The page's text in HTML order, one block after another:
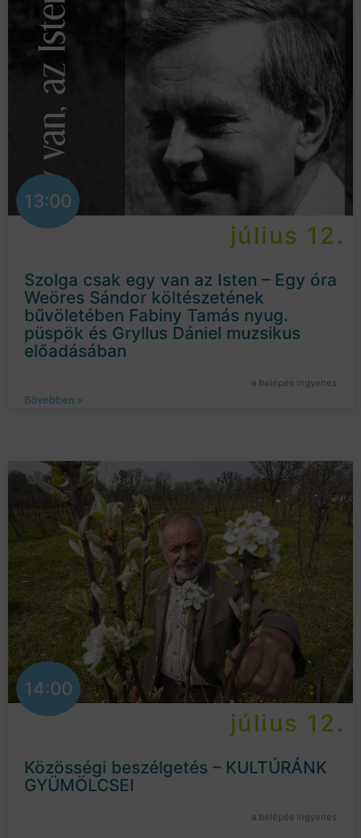
13:00
július 12.
Szolga csak egy van az Isten – Egy óra
Weöres Sándor költészetének
bűvöletében Fabiny Tamás nyug.
püspök és Gryllus Dániel muzsikus
előadásában
a belépés ingyenes
Bővebben »
14:00
július 12.
Közösségi beszélgetés – KULTÚRÁNK
GYÜMÖLCSEI
a belépés ingyenes